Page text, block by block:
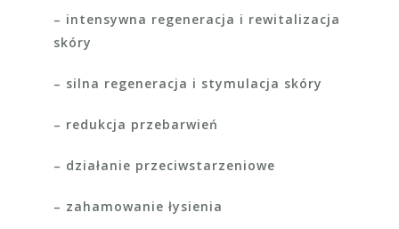
– intensywna regeneracja i rewitalizacja
skóry
– silna regeneracja i stymulacja skóry
– redukcja przebarwień
– działanie przeciwstarzeniowe
– zahamowanie łysienia